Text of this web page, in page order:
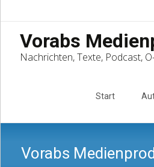
Vorabs
Nachrichten, Texte, Podcast,
Start
Vorabs